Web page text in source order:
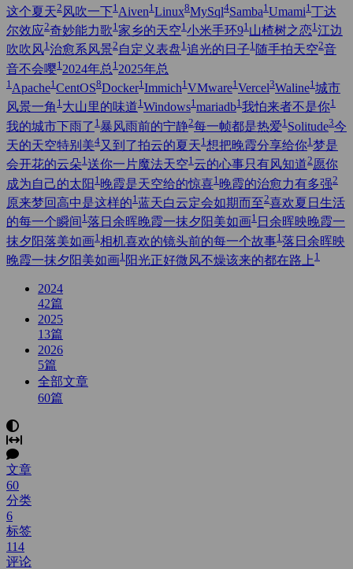
这个夏天2 风吹一下1 Aiven1 Linux8MySql4Samba1 Umami1 丁达
尔效应2奇妙能力歌1 家乡的天空1 小米手环91 山楂树之恋1 江边
吹吹风1 治愈系风景2 自定义表盘1 追光的日子1 随手拍天空2音
音不会嘤1 2024年总 1 2025年总
1 Apache1 CentOS8Docker1 Immich1 VMware1 Vercel3Waline1 城市
风景一角 1 大山里的味道1 Windows1 mariadb1 我怕来者不是你1
我的城市下雨了 1 暴风雨前的宁静2每一帧都是热爱1 Solitude3今
天的天空特别美4又到了拍云的夏天1 想把晚霞分享给你1 梦是
会开花的云朵1 送你一片魔法天空1 云的心事只有风知道2愿你
成为自己的太阳 1 晚霞是天空给的惊喜1 晚霞的治愈力有多强2
原来梦回高中是这样的1 蓝天白云定会如期而至2喜欢夏日生活
的每一个瞬间 1 落日余晖晚霞一抹夕阳美如画1 日余晖映晚霞一
抹夕阳落美如画1 相机喜欢的镜头前的每一个故事1 落日余晖映
晚霞一抹夕阳美如画1 阳光正好微风不燥该来的都在路上 1
2024
42篇
2025
13篇
2026
5篇
全部文章
60篇
文章
60
分类
6
标签
114
评论